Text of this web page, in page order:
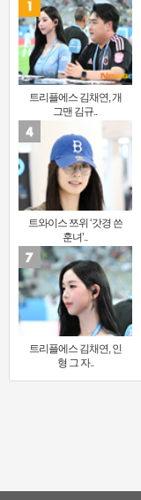
트리플에스 김채연, 개
그맨 김규..
트와이스 쯔위 ‘갓경 쓴
훈녀’..
트리플에스 김채연, 인
형 그 자..